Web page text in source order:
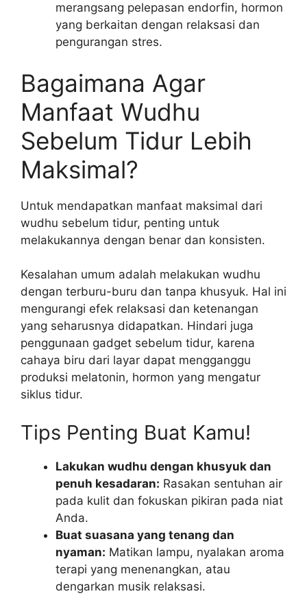
merangsang pelepasan endorfin, hormon
yang berkaitan dengan relaksasi dan
pengurangan stres.
Bagaimana Agar
Manfaat Wudhu
Sebelum Tidur Lebih
Maksimal?
Untuk mendapatkan manfaat maksimal dari
wudhu sebelum tidur, penting untuk
melakukannya dengan benar dan konsisten.
Kesalahan umum adalah melakukan wudhu
dengan terburu-buru dan tanpa khusyuk. Hal ini
mengurangi efek relaksasi dan ketenangan
yang seharusnya didapatkan. Hindari juga
penggunaan gadget sebelum tidur, karena
cahaya biru dari layar dapat mengganggu
produksi melatonin, hormon yang mengatur
siklus tidur.
Tips Penting Buat Kamu!
Lakukan wudhu dengan khusyuk dan
penuh kesadaran: Rasakan sentuhan air
pada kulit dan fokuskan pikiran pada niat
Anda.
Buat suasana yang tenang dan
nyaman: Matikan lampu, nyalakan aroma
terapi yang menenangkan, atau
dengarkan musik relaksasi.